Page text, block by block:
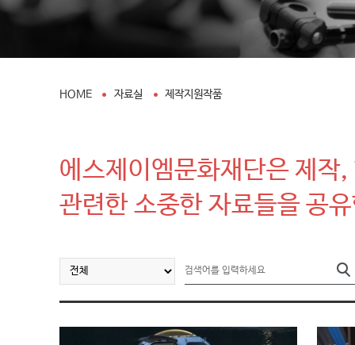
HOME 자료실 제작지원작품
에스제이엠문화재단은 제
관련한 소중한 자료들을 공